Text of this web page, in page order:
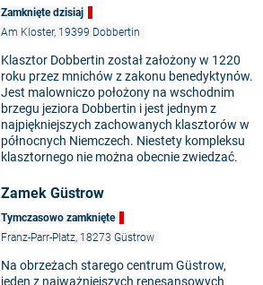
Zamknięte dzisiaj
Am Kloster, 19399 Dobbertin
Klasztor Dobbertin został założony w 1220
roku przez mnichów z zakonu benedyktynów.
Jest malowniczo położony na wschodnim
brzegu jeziora Dobbertin i jest jednym z
najpiękniejszych zachowanych klasztorów w
północnych Niemczech. Niestety kompleksu
klasztornego nie można obecnie zwiedzać.
Zamek Güstrow
Tymczasowo zamknięte
Franz-Parr-Platz, 18273 Güstrow
Na obrzeżach starego centrum Güstrow,
jeden z najważniejszych renesansowych